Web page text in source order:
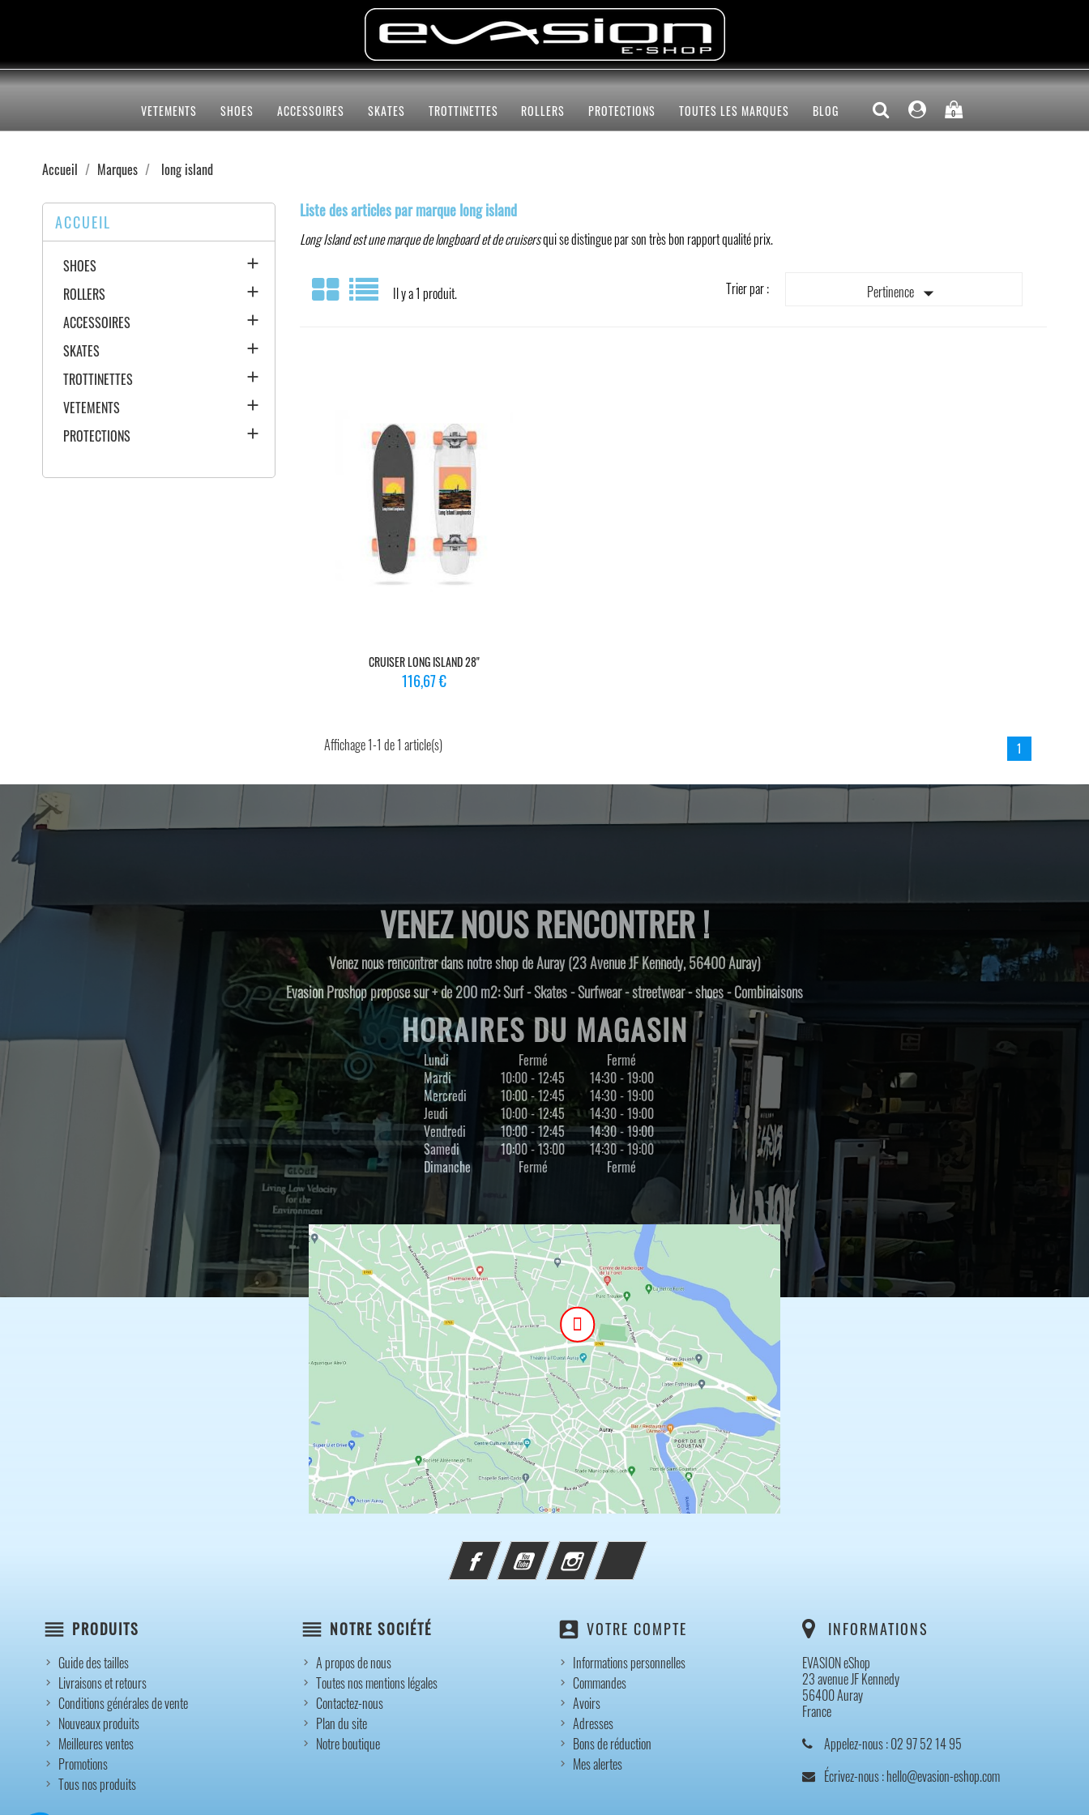
VETEMENTS SHOES ACCESSOIRES SKATES TROTTINETTES ROLLERS PROTECTIONS TOUTES LES MARQUES BLOG 0
Accueil Marques long island
ACCUEIL
SHOES 
ROLLERS 
ACCESSOIRES 
SKATES 
TROTTINETTES 
VETEMENTS 
PROTECTIONS 
Liste des articles par marque long island
Long Island est une marque de longboard et de cruisersqui se distingue par son très bon rapport qualité prix.
Il y a 1 produit. Trier par : Pertinence 
CRUISER LONG ISLAND 28"
Prix
116,67 €
Affichage 1-1 de 1 article(s) 1
VENEZ NOUS RENCONTRER !
Venez nous rencontrer dans notre shop de Auray (23 Avenue JF Kennedy, 56400 Auray)
Evasion Proshop propose sur + de 200 m2: Surf - Skates - Surfwear - streetwear - shoes - Combinaisons
HORAIRES DU MAGASIN
Lundi Fermé
Fermé
Mardi
10:00 - 12:45
14:30 - 19:00
Mercredi
10:00 - 12:45
14:30 - 19:00
Jeudi
10:00 - 12:45
14:30 - 19:00
Vendredi
10:00 - 12:45
14:30 - 19:00
Samedi
10:00 - 13:00
14:30 - 19:00
Dimanche
Fermé Fermé
FacebookYouTube InstagramTikTok
reorder PRODUITS
Guide des tailles
Livraisons et retours
Conditions générales de vente
Nouveaux produits
Meilleures ventes
Promotions
Tous nos produits
reorder NOTRE SOCIÉTÉ
A propos de nous
Toutes nos mentions légales
Contactez-nous
Plan du site
Notre boutique
account_box VOTRE COMPTE
Informations personnelles
Commandes
Avoirs
Adresses
Bons de réduction
Mes alertes
INFORMATIONS
EVASION eShop
23 avenue JF Kennedy
56400 Auray
France
Appelez-nous :02 97 52 14 95
Écrivez-nous :hello@evasion-eshop.com